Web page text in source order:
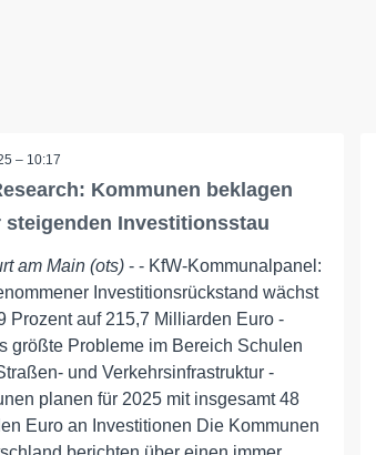
– 10:17
Kommunen beklagen
steigenden Investitionsstau
am Main (ots)- - KfW-Kommunalpanel:
Investitionsrückstand wächst
Prozent auf 215,7 Milliarden Euro -
größte Probleme im Bereich Schulen
und Verkehrsinfrastruktur -
planen für 2025 mit insgesamt 48
Euro an Investitionen Die Kommunen